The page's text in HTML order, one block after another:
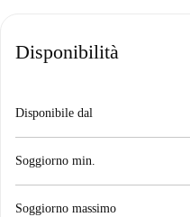
Disponibilità
Disponibile dal
Soggiorno min.
Soggiorno massimo